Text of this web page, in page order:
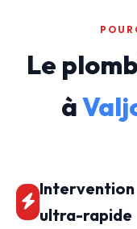
Le
à
Intervention
ultra-rapide